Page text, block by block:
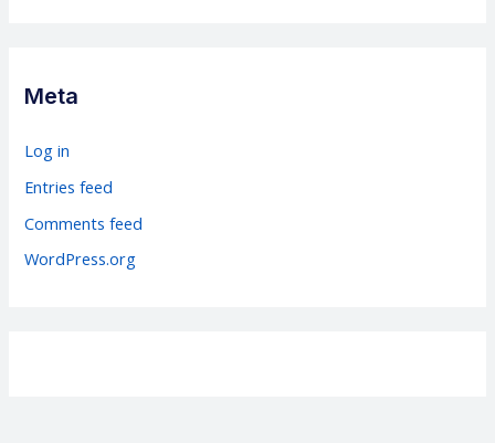
g
r
i
Meta
Log in
Entries feed
Comments feed
WordPress.org